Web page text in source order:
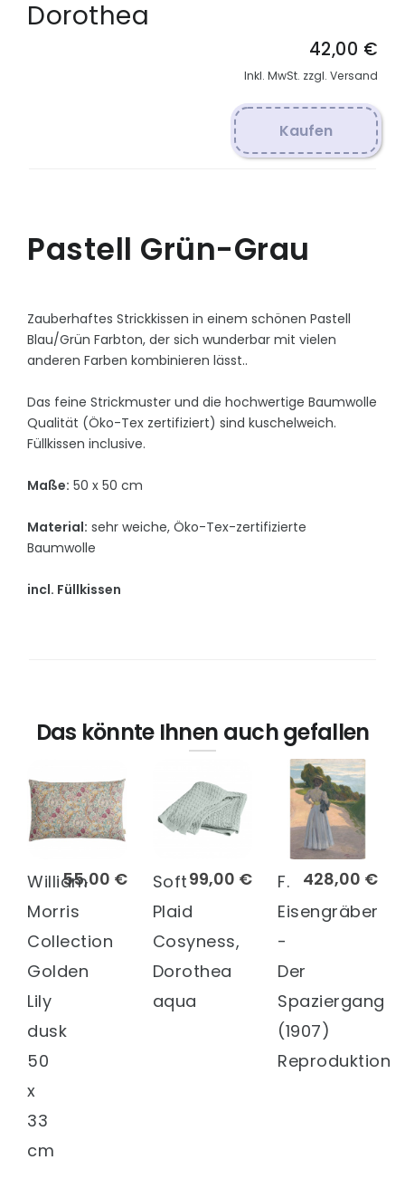
Dorothea
42,00 €
Inkl. MwSt. zzgl. Versand
Kaufen
Pastell Grün-Grau
Zauberhaftes Strickkissen in einem schönen Pastell
Blau/Grün Farbton, der sich wunderbar mit vielen
anderen Farben kombinieren lässt..
Das feine Strickmuster und die hochwertige Baumwolle
Qualität (Öko-Tex zertifiziert) sind kuschelweich.
Füllkissen inclusive.
Maße: 50 x 50 cm
Material: sehr weiche, Öko-Tex-zertifizierte
Baumwolle
incl. Füllkissen
Das könnte Ihnen auch gefallen
55,00 €
William
Morris
Collection
Golden
Lily
dusk
50
x
33
cm
99,00 €
Soft
Plaid
Cosyness,
Dorothea
aqua
428,00 €
F.
Eisengräber
-
Der
Spaziergang
(1907)
Reproduktion